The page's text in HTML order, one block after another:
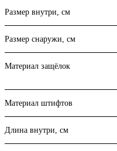
Размер внутри, см
Размер снаружи, см
Материал защёлок
Материал штифтов
Длина внутри, см